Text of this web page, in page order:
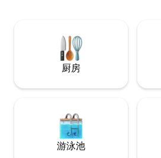
厨房
游泳池